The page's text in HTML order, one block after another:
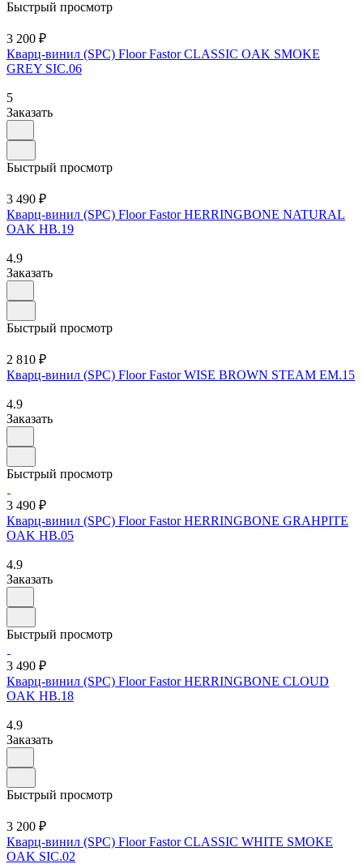
Быстрый просмотр
3 200 ₽
Кварц-винил (SPC) Floor Fastor CLASSIC OAK SMOKE
GREY SIC.06
5
Заказать
Быстрый просмотр
3 490 ₽
Кварц-винил (SPC) Floor Fastor HERRINGBONE NATURAL
OAK HB.19
4.9
Заказать
Быстрый просмотр
2 810 ₽
Кварц-винил (SPC) Floor Fastor WISE BROWN STEAM EM.15
4.9
Заказать
Быстрый просмотр
3 490 ₽
Кварц-винил (SPC) Floor Fastor HERRINGBONE GRAHPITE
OAK HB.05
4.9
Заказать
Быстрый просмотр
3 490 ₽
Кварц-винил (SPC) Floor Fastor HERRINGBONE CLOUD
OAK HB.18
4.9
Заказать
Быстрый просмотр
3 200 ₽
Кварц-винил (SPC) Floor Fastor CLASSIC WHITE SMOKE
OAK SIC.02